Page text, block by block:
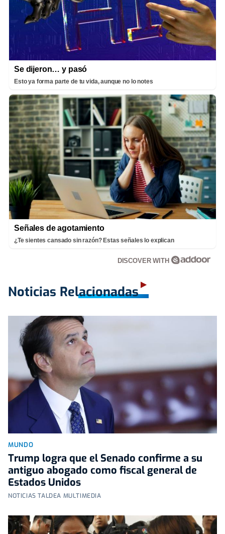
Se dijeron… y pasó
Esto ya forma parte de tu vida, aunque no lo notes
Señales de agotamiento
¿Te sientes cansado sin razón? Estas señales lo explican
DISCOVER WITH
Noticias Relacionadas
MUNDO
Trump logra que el Senado confirme a su
antiguo abogado como fiscal general de
Estados Unidos
NOTICIAS TALDEA MULTIMEDIA